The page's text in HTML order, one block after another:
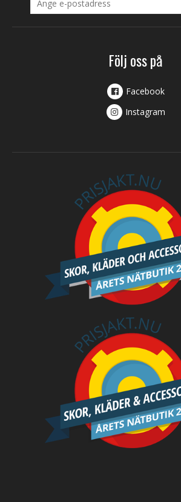
Följ oss på
Facebook
Instagram